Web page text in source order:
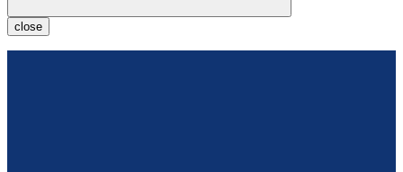
close